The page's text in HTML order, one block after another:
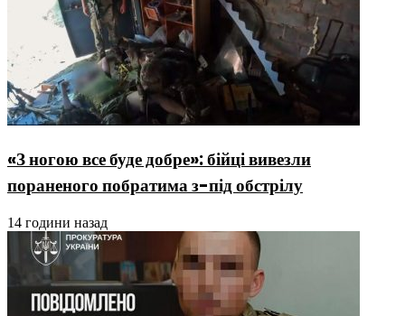
«З ногою все буде добре»: бійці вивезли
пораненого побратима з-під обстрілу
14 години назад